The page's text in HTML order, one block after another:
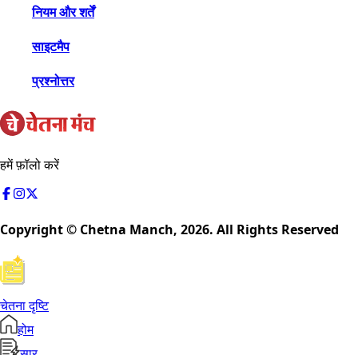
नियम और शर्तें
साइटमैप
प्रश्नोत्तर
हमें फ़ॉलो करें
Copyright © Chetna Manch, 2026. All Rights Reserved
चेतना दृष्टि
होम